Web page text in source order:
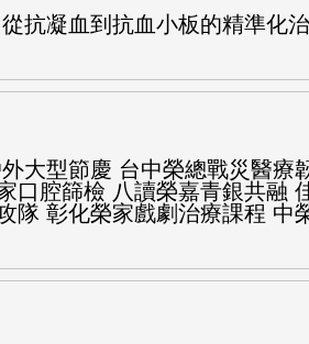
抗凝血到抗血小板的精準化
大型節慶 台中榮總戰災醫療
口腔篩檢 八讀榮嘉青銀共融
隊 彰化榮家戲劇治療課程 中